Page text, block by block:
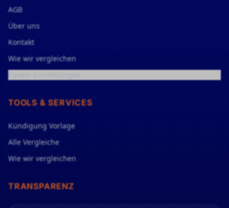
AGB
Über uns
Kontakt
Wie wir vergleichen
TOOLS & SERVICES
Kündigung Vorlage
Alle Vergleiche
Wie wir vergleichen
TRANSPARENZ